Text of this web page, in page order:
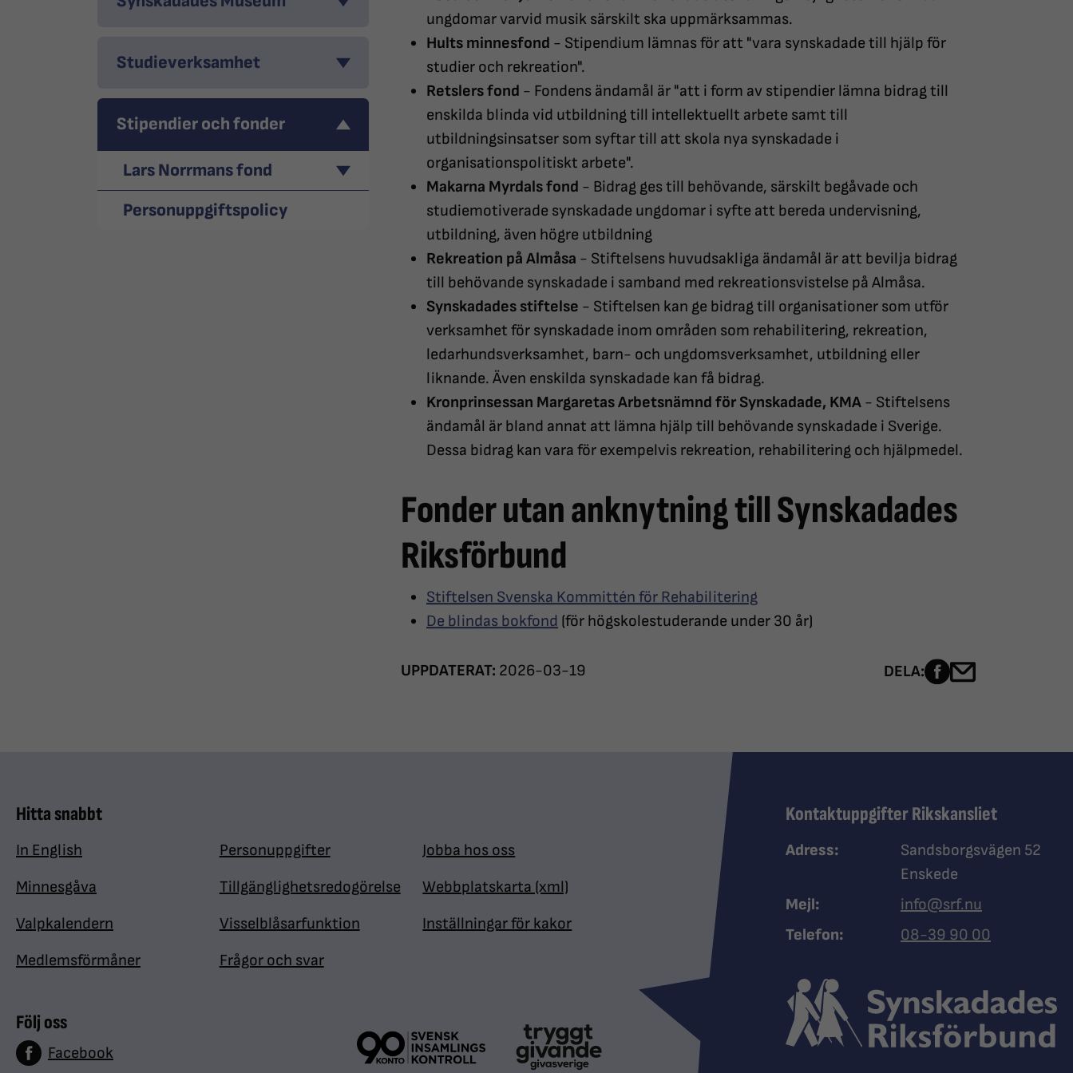
Studieverksamhet
Stipendier och fonder
Lars Norrmans fond
Personuppgiftspolicy
ungdomar varvid musik särskilt ska uppmärksammas.
Hults minnesfond - Stipendium lämnas för att "vara synskadade till hjälp för
studier och rekreation".
Retslers fond - Fondens ändamål är "att i form av stipendier lämna bidrag till
enskilda blinda vid utbildning till intellektuellt arbete samt till
utbildningsinsatser som syftar till att skola nya synskadade i
organisationspolitiskt arbete".
Makarna Myrdals fond - Bidrag ges till behövande, särskilt begåvade och
studiemotiverade synskadade ungdomar i syfte att bereda undervisning,
utbildning, även högre utbildning
Rekreation på Almåsa - Stiftelsens huvudsakliga ändamål är att bevilja bidrag
till behövande synskadade i samband med rekreationsvistelse på Almåsa.
Synskadades stiftelse - Stiftelsen kan ge bidrag till organisationer som utför
verksamhet för synskadade inom områden som rehabilitering, rekreation,
ledarhundsverksamhet, barn- och ungdomsverksamhet, utbildning eller
liknande. Även enskilda synskadade kan få bidrag.
Kronprinsessan Margaretas Arbetsnämnd för Synskadade, KMA - Stiftelsens
ändamål är bland annat att lämna hjälp till behövande synskadade i Sverige.
Dessa bidrag kan vara för exempelvis rekreation, rehabilitering och hjälpmedel.
Fonder utan anknytning till Synskadades
Riksförbund
Stiftelsen Svenska Kommittén för Rehabilitering
De blindas bokfond (för högskolestuderande under 30 år)
UPPDATERAT: 2026-03-19 DELA: Dela sidan på
Hitta snabbt
In English
Minnesgåva
Valpkalendern
Medlemsförmåner
Personuppgifter
Tillgänglighetsredogörelse
Visselblåsarfunktion
Frågor och svar
Jobba hos oss
Webbplatskarta (xml)
Inställningar för kakor
Följ oss
Facebook
Kontaktuppgifter Rikskansliet
Adress:
Sandsborgsvägen 52
Enskede
Mejl:
info@srf.nu
Telefon:
Ring Synskadades
08-39 90 00